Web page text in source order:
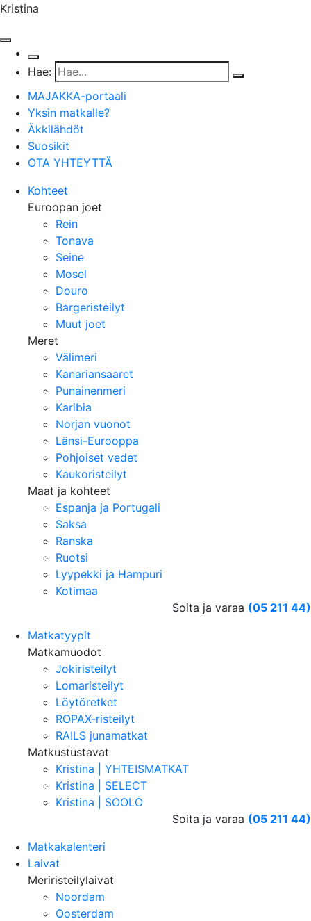
Kristina
Hae:
MAJAKKA-portaali
Yksin matkalle?
Äkkilähdöt
Suosikit
OTA YHTEYTTÄ
Kohteet
Euroopan joet
Rein
Tonava
Seine
Mosel
Douro
Bargeristeilyt
Muut joet
Meret
Välimeri
Kanariansaaret
Punainenmeri
Karibia
Norjan vuonot
Länsi-Eurooppa
Pohjoiset vedet
Kaukoristeilyt
Maat ja kohteet
Espanja ja Portugali
Saksa
Ranska
Ruotsi
Lyypekki ja Hampuri
Kotimaa
Soita ja varaa (05 211 44)
Matkatyypit
Matkamuodot
Jokiristeilyt
Lomaristeilyt
Löytöretket
ROPAX-risteilyt
RAILS junamatkat
Matkustustavat
Kristina | YHTEISMATKAT
Kristina | SELECT
Kristina | SOOLO
Soita ja varaa (05 211 44)
Matkakalenteri
Laivat
Meriristeilylaivat
Noordam
Oosterdam